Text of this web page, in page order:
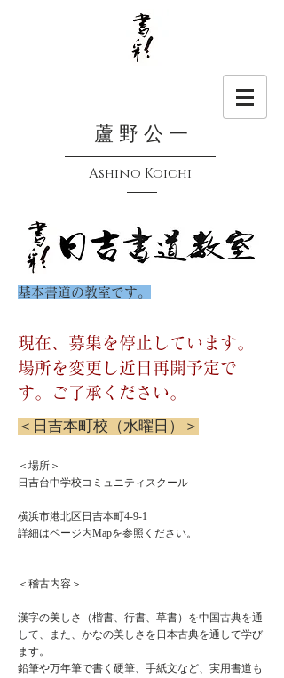
蘆 野 公 一
Ashino Koichi
基本書道の教室です。
現在、募集を停止しています。
場所を変更し近日再開予定で
す。ご了承ください。
＜日吉本町校（水曜日）＞
＜場所＞
日吉台中学校コミュニティスクール
横浜市港北区日吉本町4-9-1
詳細はページ内Mapを参照ください。
＜稽古内容＞
漢字の美しさ（楷書、行書、草書）を中国古典を通
して、また、かなの美しさを日本古典を通して学び
ます。
鉛筆や万年筆で書く硬筆、手紙文など、実用書道も